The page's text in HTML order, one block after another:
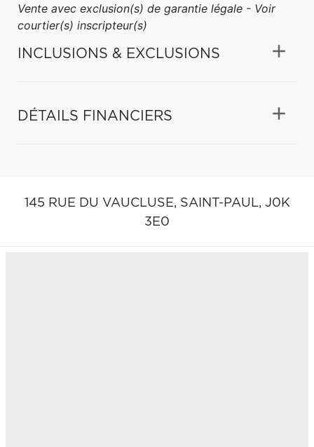
Vente avec exclusion(s) de garantie légale - Voir
courtier(s) inscripteur(s)
INCLUSIONS & EXCLUSIONS
DÉTAILS FINANCIERS
145 RUE DU VAUCLUSE, SAINT-PAUL, J0K
3E0